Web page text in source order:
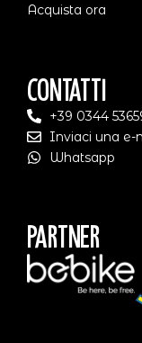
Acquista ora
Contatti
+39 0344
Inviaci una e-
Whatsapp
Partner